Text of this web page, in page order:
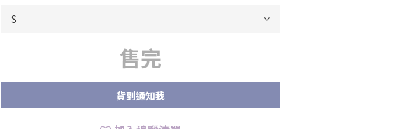
售完
貨到通知我